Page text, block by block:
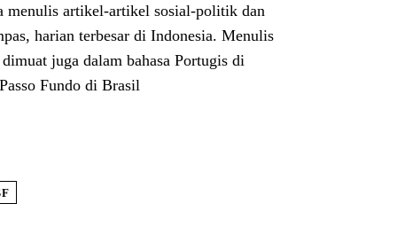
menulis artikel-artikel sosial-politik dan
harian terbesar di Indonesia. Menulis
juga dalam bahasa Portugis di
Fundo di Brasil